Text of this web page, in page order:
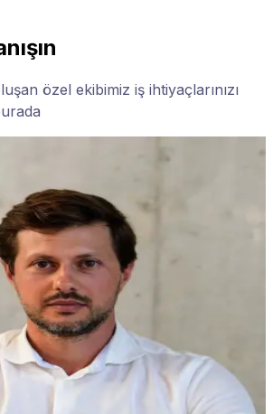
özel ekibimiz iş ihtiyaçlarınızı